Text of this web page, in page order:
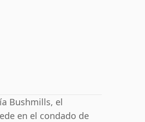
Bushmills, el
en el condado de